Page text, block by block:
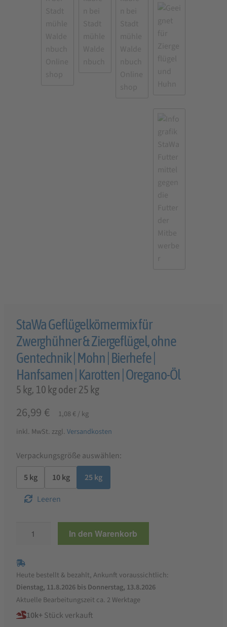
StaWa Geflügelkörnermix für
Zwerghühner & Ziergeflügel, ohne
Gentechnik | Mohn | Bierhefe |
Hanfsamen | Karotten | Oregano-Öl
5 kg, 10 kg oder 25 kg
26,99 € 1,08 € /kg
inkl. MwSt. zzgl. Versandkosten
Verpackungsgröße auswählen:
5 kg
10 kg
25 kg
Leeren
Geflügelkörnermix
Zwerghühner
&
Ziergeflügel,
ohne
Gentechnik
In den Warenkorb
Heute bestellt & bezahlt, Ankunft voraussichtlich:
Dienstag, 11.8.2026 bis Donnerstag, 13.8.2026
Aktuelle Bearbeitungszeit ca. 2 Werktage
10k+Stück verkauft